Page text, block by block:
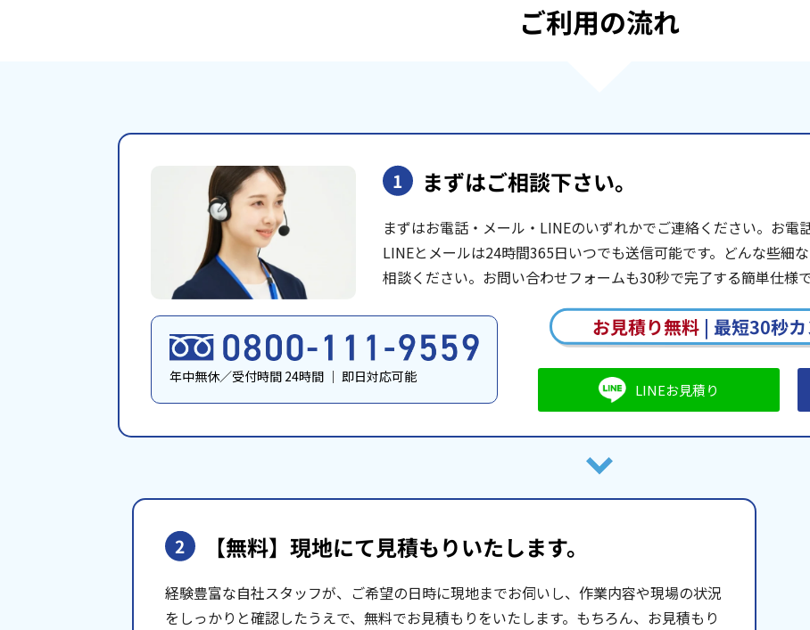
ご利用の流れ
1 まずはご相談下さい。
まずはお電話・メール・LINEのいずれかでご連絡ください。お電
LINEとメールは24時間365日いつでも送信可能です。どんな些細
相談ください。お問い合わせフォームも30秒で完了する簡単仕様で
年中無休／受付時間 24時間 ｜ 即日対応可能
お見積り無料| 最短30秒
LINEお見積り
2 【無料】現地にて見積もりいたします。
経験豊富な自社スタッフが、ご希望の日時に現地までお伺いし、作業内容や現場の状況
をしっかりと確認したうえで、無料でお見積もりをいたします。もちろん、お見積もり